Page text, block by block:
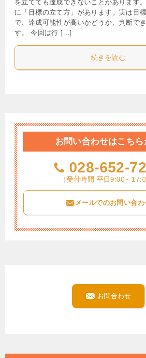
を立てても達成できないことがあります
に「目標の立て方」があります。実は目
で、達成可能性が高いかどうか、判断で
す。 今回は行 […]
続きを読む
お問い合わせはこちら
028-652-
（受付時間 平日9:00～
メールでのお問い合わ
お問合わせ